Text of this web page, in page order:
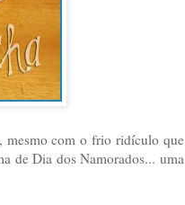
mesmo com o frio ridículo que
de Dia dos Namorados... uma